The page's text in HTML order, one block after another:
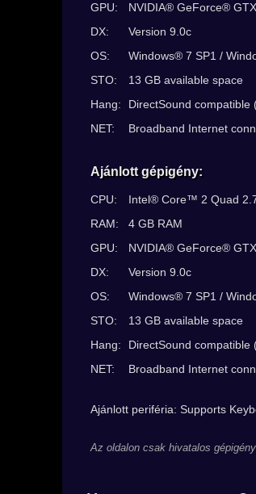
GPU:
NVIDIA® GeForce®
DX:
Version 9.0c
OS:
Windows® 7 SP1 /
STO:
13 GB available space
Hang:
DirectSound compatible
NET:
Broadband Internet
Ajánlott gépigény:
CPU:
Intel® Core™ 2 Quad
RAM:
4 GB RAM
GPU:
NVIDIA® GeForce®
DX:
Version 9.0c
OS:
Windows® 7 SP1 /
STO:
13 GB available space
Hang:
DirectSound compatible
NET:
Broadband Internet
Ajánlott periféria: Supports
Az oldalon csak hivatalos